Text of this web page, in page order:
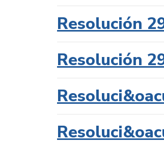
Resolución
Resolución